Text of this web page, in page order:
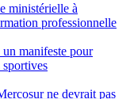
ministérielle à
professionnelle
manifeste pour
sportives
ne devrait pas